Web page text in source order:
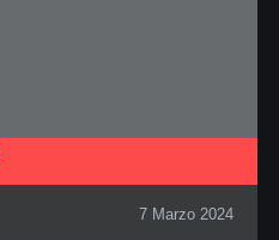
7 Marzo 2024